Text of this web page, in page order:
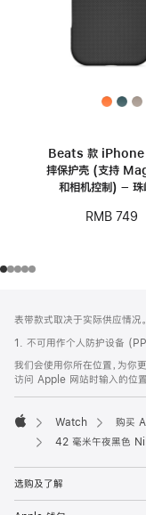
Beats 款 iPhone
摔保护壳 (支持
和相机控制) – 珠
RMB 749
页
页
脚
注
表带款式取决于实际供应情况。
1. 不可用作个人防护设备
我们会使用你所在位置，为你
访问 Apple 网站时输入的位置
Apple
Watch
购买
42 毫米午夜黑色
选购及了解